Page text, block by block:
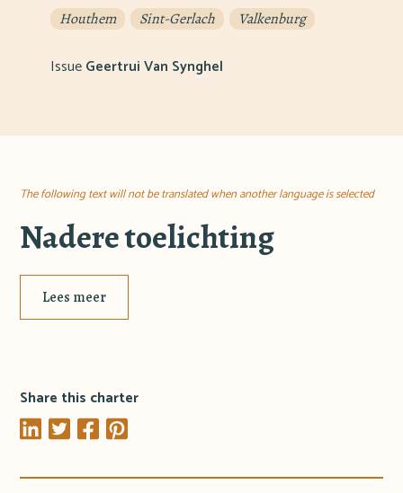
Houthem Sint-Gerlach Valkenburg
IssueGeertrui Van Synghel
The following text will not be translated when another language is selected
Nadere toelichting
Lees meer
Share this charter